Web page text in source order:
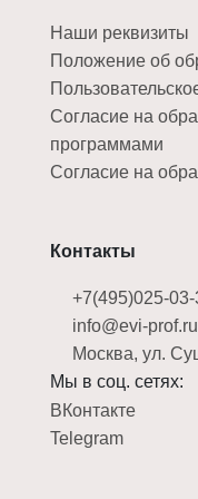
Наши реквизиты
Положение об
Согласие на
программами
Согласие на
Контакты
+7(495)025-03-
info@evi-prof.ru
Москва, ул.
Мы в соц. сетях:
ВКонтакте
Telegram